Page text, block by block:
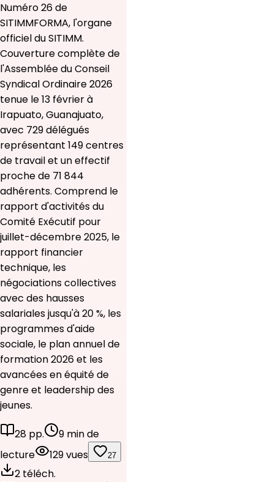
Numéro 26 de
SITIMMFORMA, l'organe
officiel du SITIMM.
Couverture complète de
l'Assemblée du Conseil
Syndical Ordinaire 2026
tenue le 13 février à
Irapuato, Guanajuato,
avec 729 délégués
représentant 149 centres
de travail et un effectif
proche de 71 844
adhérents. Comprend le
rapport d'activités du
Comité Exécutif pour
juillet-décembre 2025, le
rapport financier
technique, les
négociations collectives
avec des hausses
salariales jusqu'à 20 %, les
programmes d'aide
sociale, le plan annuel de
formation 2026 et les
avancées en équité de
genre et leadership des
jeunes.
28 pp.
9 min de
lecture
129 vues 27
2 téléch.